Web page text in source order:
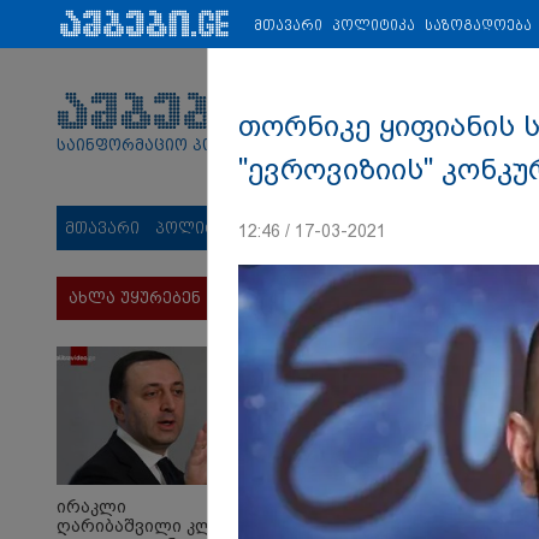
პარტნიორები: ახალი ამბები ეკონომიკა ვიდეო
საინფორმაციო პორტალი
მთავარი პოლიტიკა საზოგადოება
ახლა უყურებენ
ირაკლი
ღარიბაშვილი კლინიკაში
მთავარი პოლიტიკა საზოგადოება
თორნიკე ყიფიანის
"ევროვიზიის"
12:46 / 17-03-2021